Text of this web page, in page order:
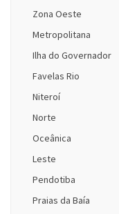
Zona Oeste
Metropolitana
Ilha do Governador
Favelas Rio
Niteroí
Norte
Oceânica
Leste
Pendotiba
Praias da Baía